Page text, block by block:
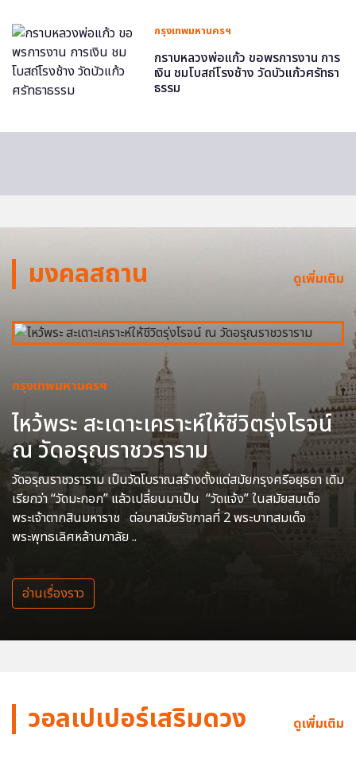
กรุงเทพมหานครฯ
กราบหลวงพ่อแก้ว ขอพรการงาน การ
เงิน ชมโบสถ์โรงช้าง วัดบัวแก้วศรัทธา
ธรรม
มงคลสถาน ดูเพิ่มเติม
กรุงเทพมหานครฯ
ไหว้พระ สะเดาะเคราะห์ให้ชีวิตรุ่งโรจน์
ณ วัดอรุณราชวราราม
วัดอรุณราชวราราม เป็นวัดโบราณสร้างตั้งแต่สมัยกรุงศรีอยุธยา เดิม
เรียกว่า “วัดมะกอก” แล้วเปลี่ยนมาเป็น “วัดแจ้ง” ในสมัยสมเด็จ
พระเจ้าตากสินมหาราช ต่อมาสมัยรัชกาลที่ 2 พระบาทสมเด็จ
พระพุทธเลิศหล้านภาลัย ..
อ่านเรื่องราว
วอลเปเปอร์เสริมดวง ดูเพิ่มเติม